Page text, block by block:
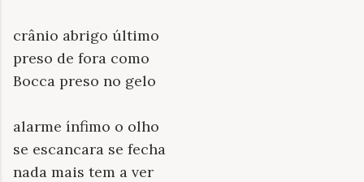
crânio abrigo último
preso de fora como
Bocca preso no gelo
alarme ínfimo o olho
se escancara se fecha
nada mais tem a ver